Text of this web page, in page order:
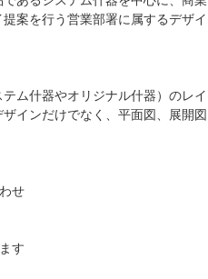
案を行う営業部署に属するデザイ
ム什器やオリジナル什器）のレイ
インだけでなく、平面図、展開図
せ
す